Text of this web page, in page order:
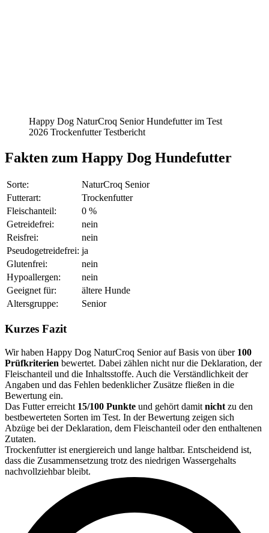
Happy Dog NaturCroq Senior Hundefutter im Test
2026 Trockenfutter Testbericht
Fakten zum Happy Dog Hundefutter
Sorte:
NaturCroq Senior
Futterart:
Trockenfutter
Fleischanteil:
0 %
Getreidefrei:
nein
Reisfrei:
nein
Pseudogetreidefrei: ja
Glutenfrei:
nein
Hypoallergen:
nein
Geeignet für:
ältere Hunde
Altersgruppe:
Senior
Kurzes Fazit
Wir haben Happy Dog NaturCroq Senior auf Basis von über 100
Prüfkriterien bewertet. Dabei zählen nicht nur die Deklaration, der
Fleischanteil und die Inhaltsstoffe. Auch die Verständlichkeit der
Angaben und das Fehlen bedenklicher Zusätze fließen in die
Bewertung ein.
Das Futter erreicht 15/100 Punkte und gehört damit nicht zu den
bestbewerteten Sorten im Test. In der Bewertung zeigen sich
Abzüge bei der Deklaration, dem Fleischanteil oder den enthaltenen
Zutaten.
Trockenfutter ist energiereich und lange haltbar. Entscheidend ist,
dass die Zusammensetzung trotz des niedrigen Wassergehalts
nachvollziehbar bleibt.